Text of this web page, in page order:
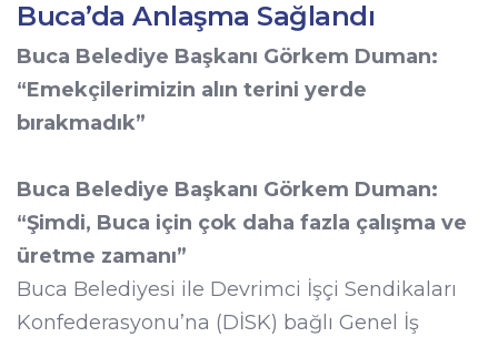
Buca’da Anlaşma Sağlandı
Buca Belediye Başkanı Görkem Duman:
“Emekçilerimizin alın terini yerde
bırakmadık”
Buca Belediye Başkanı Görkem Duman:
“Şimdi, Buca için çok daha fazla çalışma ve
üretme zamanı”
Buca Belediyesi ile Devrimci İşçi Sendikaları
Konfederasyonu’na (DİSK) bağlı Genel İş